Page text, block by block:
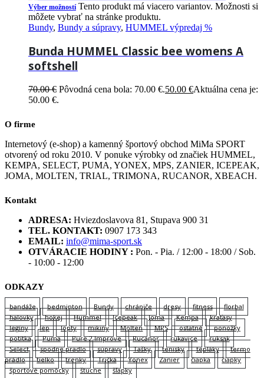
Výber možností Tento produkt má viacero variantov. Možnosti si
môžete vybrať na stránke produktu.
Bundy, Bundy a súpravy, HUMMEL výpredaj %
Bunda HUMMEL Classic bee womens A
softshell
70.00€ Pôvodná cena bola: 70.00 €.50.00 €Aktuálna cena je:
50.00 €.
O firme
Internetový (e-shop) a kamenný športový obchod MiMa SPORT
otvorený od roku 2010. V ponuke výrobky od značiek HUMMEL,
KEMPA, SELECT, PUMA, YONEX, MPS, ZANIER, ICEPEAK,
JOMA, MOLTEN, TRIAL, TRIMONA, RUCANOR, XBEACH.
Kontakt
ADRESA: Hviezdoslavova 81, Stupava 900 31
TEL. KONTAKT: 0907 173 343
EMAIL: info@mima-sport.sk
OTVÁRACIE HODINY : Pon. - Pia. / 12:00 - 18:00 / Sob.
- 10:00 - 12:00
ODKAZY
bandáže bedminton Bundy chrániče dresy fitness
florbal
halovky
hokej Hummel Icepeak Joma Kempa
kraťasy
legíny
lep lopty mikiny Molten MPS ostatné
ponožky
potítka
Puma Pure 2 Improve Rucanor rukavice
ruksak
Select
spodne pradlo súpravy Tašky tenisky tepláky
termo
prádlo
tielko trenky Tričká Yonex Zanier čiapka
čiapky
športové pomôcky
štucne šľapky